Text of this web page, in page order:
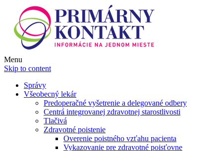
Menu
Skip to content
Správy
Všeobecný lekár
Predoperačné vyšetrenie a delegované odbery
Centrá integrovanej zdravotnej starostlivosti
Tlačivá
Zdravotné poistenie
Overenie poistného vzťahu pacienta
Vykazovanie pre zdravotné poisťovne